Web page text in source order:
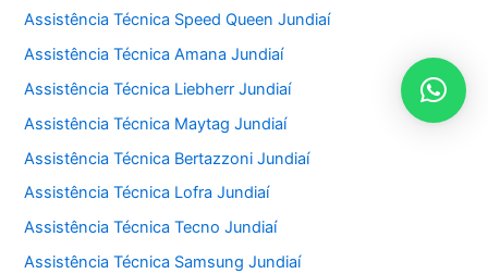
Assistência Técnica Speed Queen Jundiaí
Assistência Técnica Amana Jundiaí
Assistência Técnica Liebherr Jundiaí
Assistência Técnica Maytag Jundiaí
Assistência Técnica Bertazzoni Jundiaí
Assistência Técnica Lofra Jundiaí
Assistência Técnica Tecno Jundiaí
Assistência Técnica Samsung Jundiaí